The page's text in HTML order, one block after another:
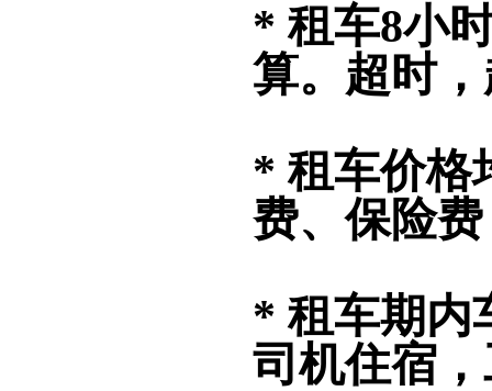
* 租车8小
算。超时
* 租车价格
费、保险
* 租车期内
司机住宿